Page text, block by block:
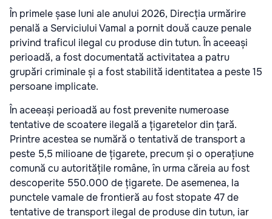
În primele șase luni ale anului 2026, Direcția urmărire
penală a Serviciului Vamal a pornit două cauze penale
privind traficul ilegal cu produse din tutun. În aceeași
perioadă, a fost documentată activitatea a patru
grupări criminale și a fost stabilită identitatea a peste 15
persoane implicate.
În aceeași perioadă au fost prevenite numeroase
tentative de scoatere ilegală a țigaretelor din țară.
Printre acestea se numără o tentativă de transport a
peste 5,5 milioane de țigarete, precum și o operațiune
comună cu autoritățile române, în urma căreia au fost
descoperite 550.000 de țigarete. De asemenea, la
punctele vamale de frontieră au fost stopate 47 de
tentative de transport ilegal de produse din tutun, iar